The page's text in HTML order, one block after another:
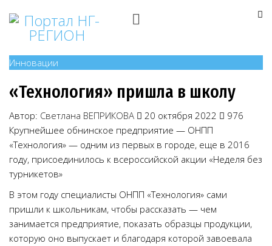
Инновации
«Технология» пришла в школу
Автор: Светлана ВЕПРИКОВА 20 октября 2022
976
Крупнейшее обнинское предприятие — ОНПП
«Технология» — одним из первых в городе, еще в 2016
году, присоединилось к всероссийской акции «Неделя без
турникетов»
В этом году специалисты ОНПП «Технология» сами
пришли к школьникам, чтобы рассказать — чем
занимается предприятие, показать образцы продукции,
которую оно выпускает и благодаря которой завоевала